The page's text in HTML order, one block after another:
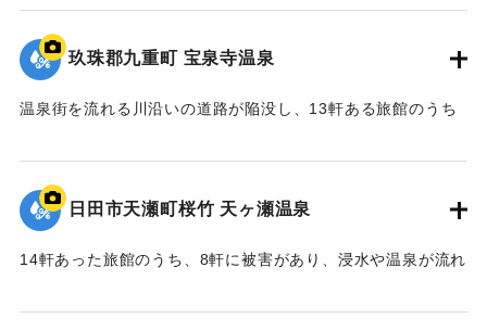
2020/7/6｜固有コード:01215075
玖珠郡九重町 宝泉寺温泉
温泉街を流れる川沿いの道路が陥没し、13軒ある旅館のうち
2020/7/6｜固有コード:
日田市天瀬町桜竹 天ヶ瀬温泉
14軒あった旅館のうち、8軒に被害があり、浸水や温泉が流れ
た。